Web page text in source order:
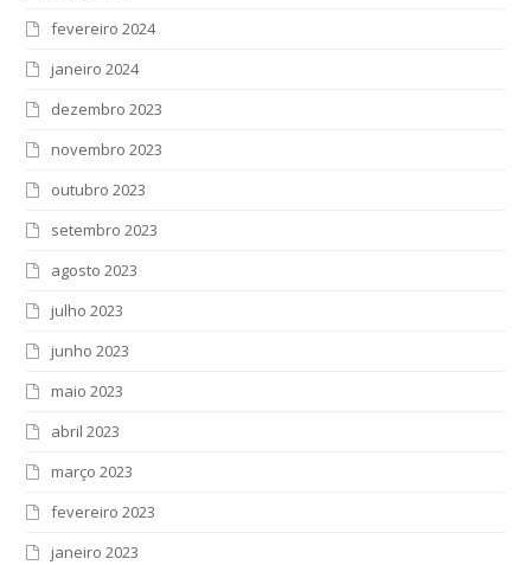
fevereiro 2024
janeiro 2024
dezembro 2023
novembro 2023
outubro 2023
setembro 2023
agosto 2023
julho 2023
junho 2023
maio 2023
abril 2023
março 2023
fevereiro 2023
janeiro 2023